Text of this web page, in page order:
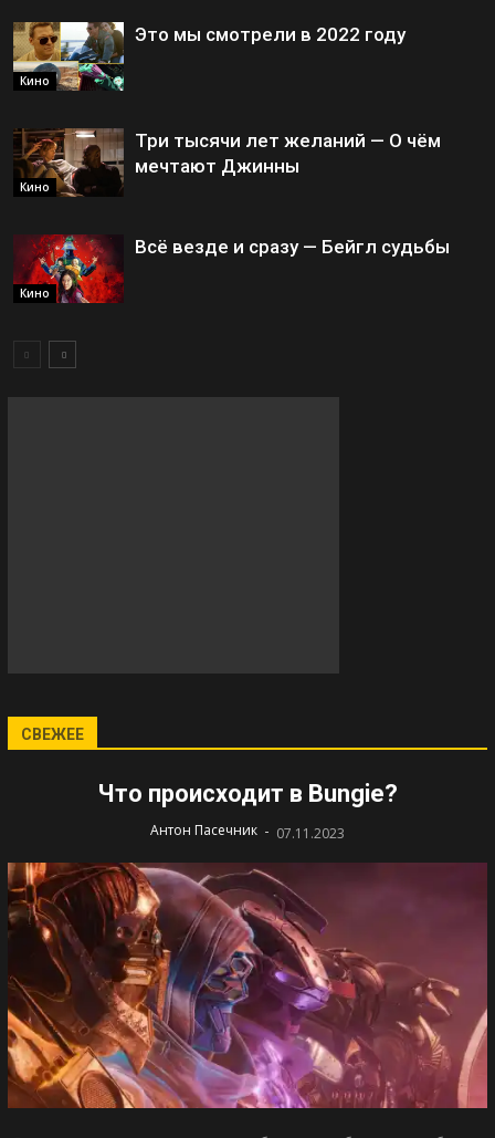
Кино
Это мы смотрели в 2022 году
Кино
Три тысячи лет желаний — О чём
мечтают Джинны
Кино
Всё везде и сразу — Бейгл судьбы
СВЕЖЕЕ
Что происходит в Bungie?
Антон Пасечник - 07.11.2023